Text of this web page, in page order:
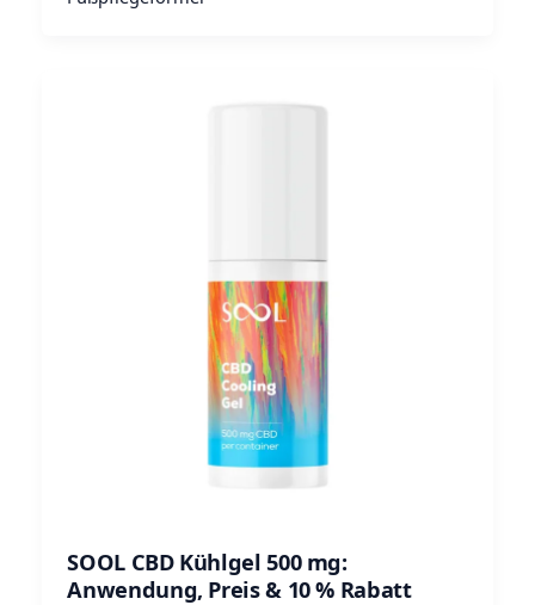
SOOL CBD Kühlgel 500 mg:
Anwendung, Preis & 10 % Rabatt